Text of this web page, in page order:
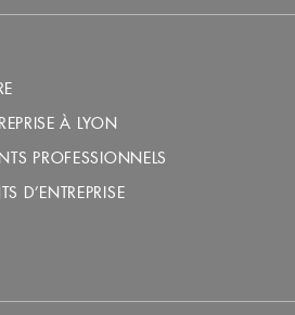
À LYON
PROFESSIONNELS
D’ENTREPRISE